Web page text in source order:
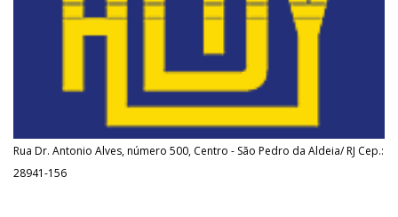
Rua Dr. Antonio Alves, número 500, Centro - São Pedro da Aldeia/ RJ Cep.:
28941-156